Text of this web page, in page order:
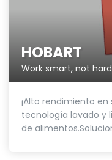
HOBART
Work smart, not
¡Alto rendimiento
tecnología lavado y
de